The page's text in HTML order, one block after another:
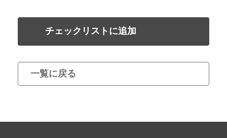
チェックリストに追加
一覧に戻る